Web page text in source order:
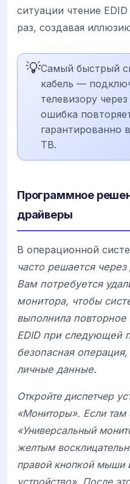
ситуации чтение
раз, создавая
💡Самый быстрый
кабель —
телевизору
ошибка
гарантированно
ТВ.
Программное
драйверы
В операционной
часто решается
Вам потребуется
монитора, чтобы
выполнила
EDID при следующей
безопасная операция,
личные данные.
Откройте диспетчер
«Мониторы». Если там
«Универсальный
желтым
правой кнопкой мыши